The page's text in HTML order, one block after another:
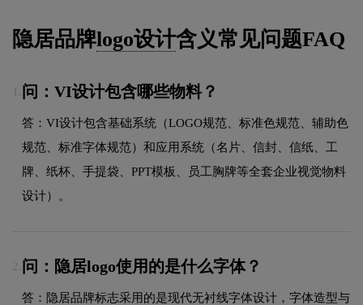
隐居品牌logo设计含义常见问题FAQ
问：VI设计包含哪些物料？
答：VI设计包含基础系统（LOGO规范、标准色规范、辅助色
规范、标准字体规范）和应用系统（名片、信封、信纸、工
牌、纸杯、手提袋、PPT模板、员工胸牌等全套企业视觉物料
设计）。
2. 问：隐居logo使用的是什么字体？
答：隐居品牌标志采用的是现代无衬线字体设计，字体造型与